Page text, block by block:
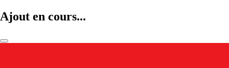
Ajout en cours...